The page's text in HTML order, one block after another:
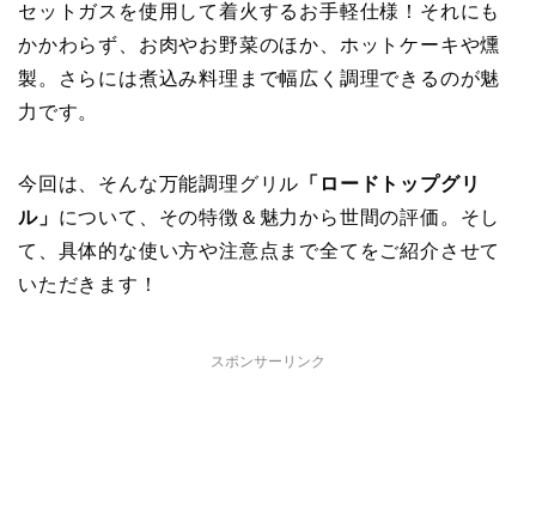
セットガスを使用して着火するお手軽仕様！それにも
かかわらず、お肉やお野菜のほか、ホットケーキや燻
製。さらには煮込み料理まで幅広く調理できるのが魅
力です。
今回は、そんな万能調理グリル 「ロードトップグリ
ル」 について、その特徴＆魅力から世間の評価。そし
て、具体的な使い方や注意点まで全てをご紹介させて
いただきます！
スポンサーリンク